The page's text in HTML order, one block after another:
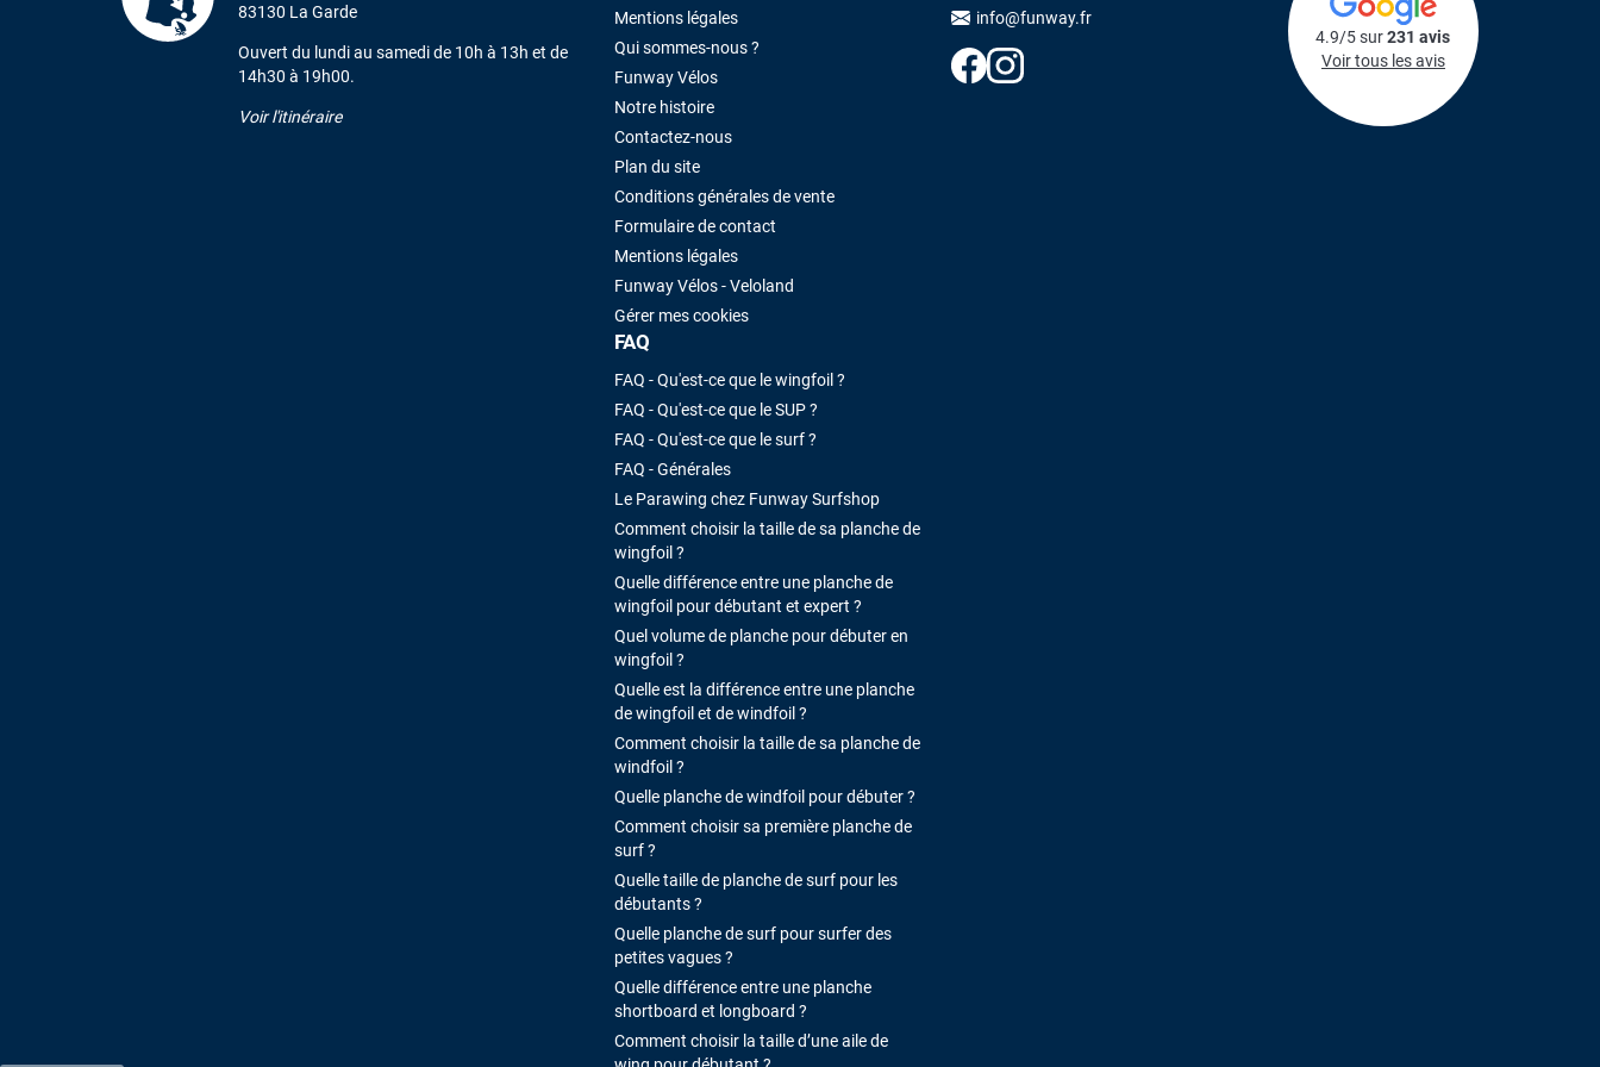
83130 La Garde
Ouvert du lundi au samedi de 10h à 13h et de
14h30 à 19h00.
Voir l'itinéraire
Mentions légales
Qui sommes-nous ?
Funway Vélos
Notre histoire
Contactez-nous
Plan du site
Conditions générales de vente
Formulaire de contact
Mentions légales
Funway Vélos - Veloland
Gérer mes cookies
FAQ
FAQ - Qu'est-ce que le wingfoil ?
FAQ - Qu'est-ce que le SUP ?
FAQ - Qu'est-ce que le surf ?
FAQ - Générales
Le Parawing chez Funway Surfshop
Comment choisir la taille de sa planche de
wingfoil ?
Quelle différence entre une planche de
wingfoil pour débutant et expert ?
Quel volume de planche pour débuter en
wingfoil ?
Quelle est la différence entre une planche
de wingfoil et de windfoil ?
Comment choisir la taille de sa planche de
windfoil ?
Quelle planche de windfoil pour débuter ?
Comment choisir sa première planche de
surf ?
Quelle taille de planche de surf pour les
débutants ?
Quelle planche de surf pour surfer des
petites vagues ?
Quelle différence entre une planche
shortboard et longboard ?
Comment choisir la taille d’une aile de
info@funway.fr
4.9/5 sur231 avis
Voir tous les avis